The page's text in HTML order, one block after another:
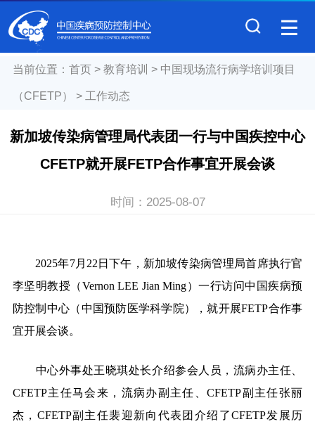
当前位置： 首页> 教育培训 > 中国现场流行病学培训项目
（CFETP） > 工作动态
新加坡传染病管理局代表团一行与中国疾控中心
CFETP就开展FETP合作事宜开展会谈
时间： 2025-08-07
2025年7月22日下午，新加坡传染病管理局首席执行官
李坚明教授（Vernon LEE Jian Ming）一行访问中国疾病预
防控制中心（中国预防医学科学院），就开展FETP合作事
宜开展会谈。
中心外事处王晓琪处长介绍参会人员，流病办主任、
CFETP主任马会来，流病办副主任、CFETP副主任张丽
杰，CFETP副主任裴迎新向代表团介绍了CFETP发展历